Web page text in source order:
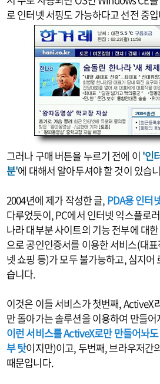
로 인터넷 서핑도 가능하다고 선전 중
그러나 구매 버튼을 누르기 전에 이 '인
분'에 대해서 알아두셔야 할 것이 있습
2004년에 제가 작성한 글, PDA용 인터
다루었듯이, PC에서 인터넷 익스플로
나라 대부분 사이트의 기능 전부에 대
으로 공인인증서를 이용한 서비스(대
넷 쇼핑 등)가 모두 불가능하고, 심지어
습니다.
이것은 이들 서비스가 첫번째, ActiveX
만 돌아가는 솔루션을 이용하여 만들어
이런 서비스를 ActiveX로만 만들어놔
부 탓이지만)이고, 두번째, 브라우저간
때문입니다.